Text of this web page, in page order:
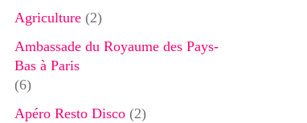
Agriculture(2)
Ambassade du Royaume des Pays-
Bas à Paris
(6)
Apéro Resto Disco(2)